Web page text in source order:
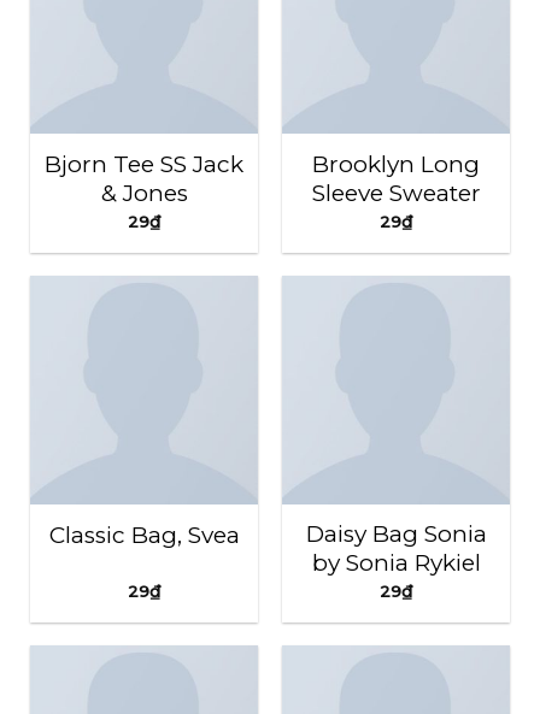
Bjorn Tee SS Jack
& Jones
29₫
Brooklyn Long
Sleeve Sweater
29₫
Classic Bag, Svea
29₫
Daisy Bag Sonia
by Sonia Rykiel
29₫